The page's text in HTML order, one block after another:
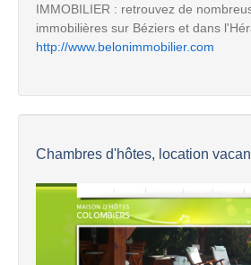
IMMOBILIER : retrouvez de
immobilières sur Béziers et dans
http://www.belonimmobilier.com
Chambres d'hôtes, location